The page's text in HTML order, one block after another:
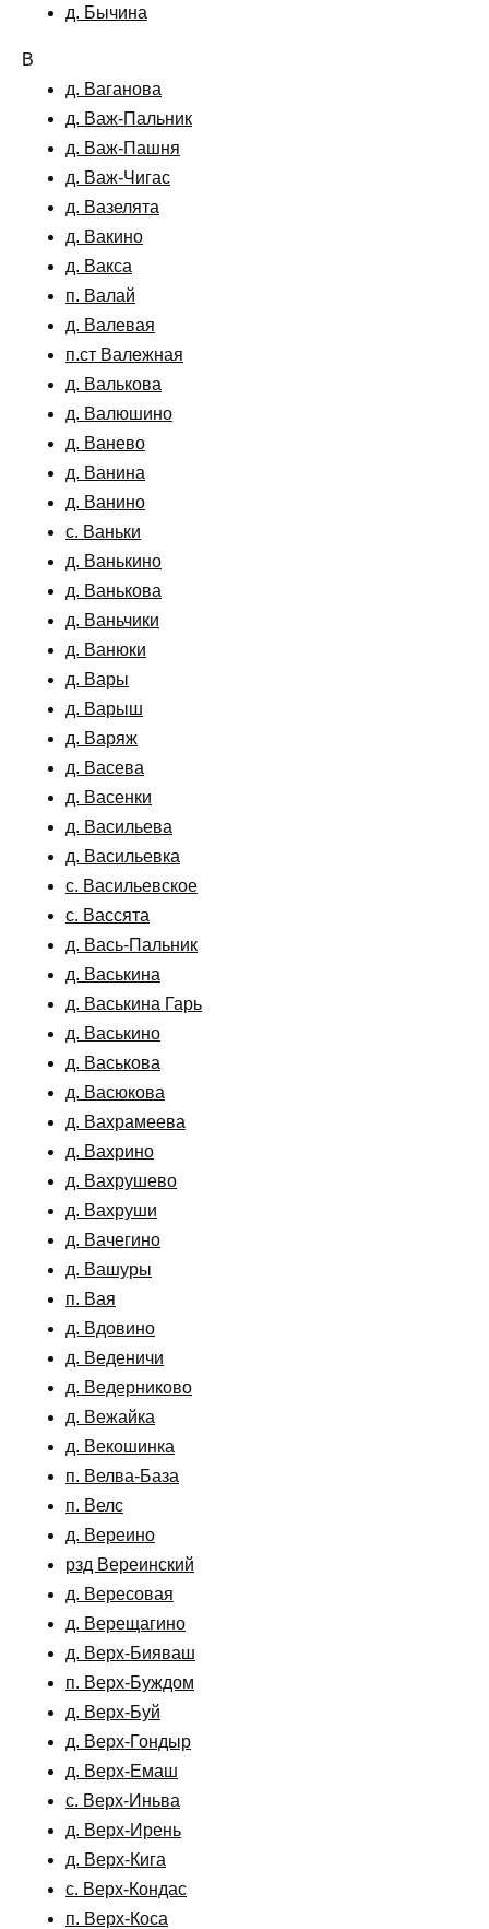
д. Бычина
В
д. Ваганова
д. Важ-Пальник
д. Важ-Пашня
д. Важ-Чигас
д. Вазелята
д. Вакино
д. Вакса
п. Валай
д. Валевая
п.ст Валежная
д. Валькова
д. Валюшино
д. Ванево
д. Ванина
д. Ванино
с. Ваньки
д. Ванькино
д. Ванькова
д. Ваньчики
д. Ванюки
д. Вары
д. Варыш
д. Варяж
д. Васева
д. Васенки
д. Васильева
д. Васильевка
с. Васильевское
с. Вассята
д. Вась-Пальник
д. Васькина
д. Васькина Гарь
д. Васькино
д. Васькова
д. Васюкова
д. Вахрамеева
д. Вахрино
д. Вахрушево
д. Вахруши
д. Вачегино
д. Вашуры
п. Вая
д. Вдовино
д. Веденичи
д. Ведерниково
д. Вежайка
д. Векошинка
п. Велва-База
п. Велс
д. Вереино
рзд Вереинский
д. Вересовая
д. Верещагино
д. Верх-Бияваш
п. Верх-Буждом
д. Верх-Буй
д. Верх-Гондыр
д. Верх-Емаш
с. Верх-Иньва
д. Верх-Ирень
д. Верх-Кига
с. Верх-Кондас
п. Верх-Коса